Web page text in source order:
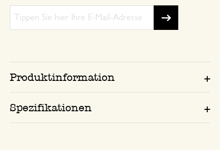
Produktinformation
Spezifikationen